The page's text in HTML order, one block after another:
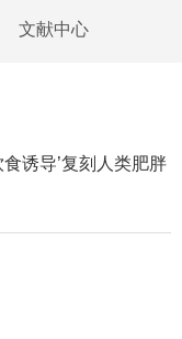
文献中心
诱导’复刻人类肥胖